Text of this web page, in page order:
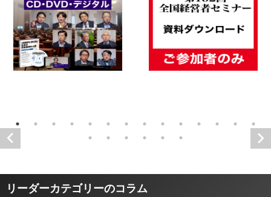
リーダーカテゴリーのコラム